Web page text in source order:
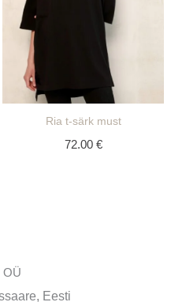
Ria t-särk must
72.00 €
OÜ
Eesti